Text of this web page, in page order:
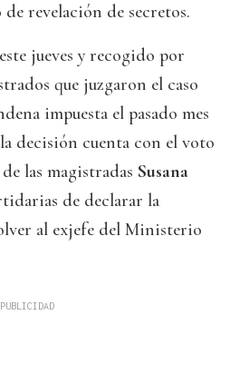
revelación de secretos.
jueves y recogido por
que juzgaron el caso
impuesta el pasado mes
decisión cuenta con el voto
las magistradas Susana
de declarar la
al exjefe del Ministerio